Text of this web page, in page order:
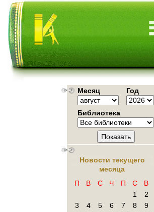
Месяц Год
Библиотека
Показать
Новости текущего
месяца
П
В С Ч П С
В
1
2
3
4 5 6 7 8
9